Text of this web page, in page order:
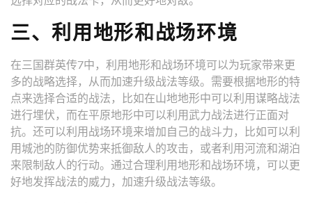
三、利用地形和战场环境
在三国群英传7中，利用地形和战场环境可以为玩家带来更
多的战略选择，从而加速升级战法等级。需要根据地形的特
点来选择合适的战法，比如在山地地形中可以利用谋略战法
进行埋伏，而在平原地形中可以利用武力战法进行正面对
抗。还可以利用战场环境来增加自己的战斗力，比如可以利
用城池的防御优势来抵御敌人的攻击，或者利用河流和湖泊
来限制敌人的行动。通过合理利用地形和战场环境，可以更
好地发挥战法的威力，加速升级战法等级。